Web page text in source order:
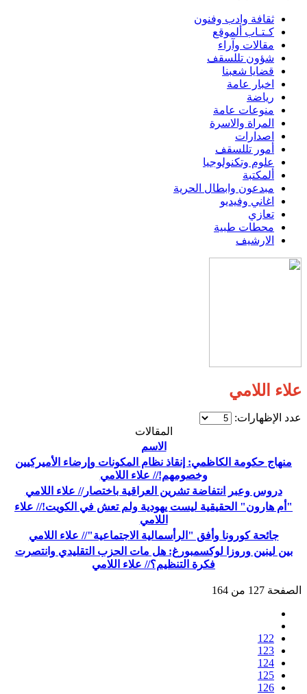
ثقافة وادب وفنون
كـتـاب ألموقع
مقالات وآراء
شؤون تللسقف
قضايا شعبنا
اخبار عامة
رياضة
منوعات عامة
المراة والاسرة
اصدارات
أمور تللسقف
علوم وتكنولوجيا
ألمكتبة
مبدعون وابطال الحرية
اغاني وفيديو
تعازي
محطات طبية
الارشيف
علاء اللامي
عدد الإظهارات:
المقالات
الاسم
منهاج حكومة الكاظمي: إنقاذ نظام المكونات وإرضاء الأميركيين
وخصومهم!// علاء اللامي
دروس وعبر انتفاضة تشرين العراقية باختصار// علاء اللامي
"أم هارون" الحقيقية ليست يهودية ولم تعش في الكويت!// علاء
اللامي
جائحة كورونا وأفق "الرأسمالية الاجتماعية"// علاء اللامي
بين لينين وروزا لوكسمبورغ: هل مات الحزب التقليدي وانتصرت
فكرة التنظيم؟// علاء اللامي
الصفحة 127 من 164
122
123
124
125
126